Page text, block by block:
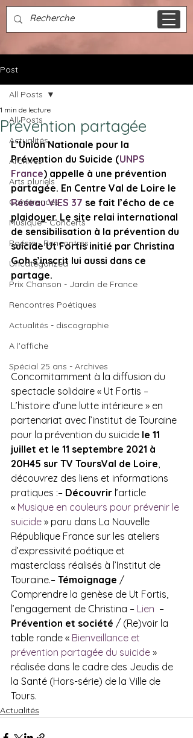
Post
All Posts
Actualités
Archives
Arts pluriels
Conférences
Musique - Concerts
Poésie - Rencontres
Uncategorized
Prix Chanson - Jardin de France
Rencontres Poétiques
Actualités - discographie
A l'affiche
Spécial 25 ans - Archives
All Posts
Prévention partagée
1 min de lecture
L’Union Nationale pour la
Prévention du Suicide (UNPS
France) appelle à une prévention
partagée. En Centre Val de Loire le
Réseau VIES 37 se fait l’écho de ce
plaidoyer. Le site relai international
de sensibilisation à la prévention du
suicide Ut Fortis initié par Christina
Goh s’inscrit lui aussi dans ce
partage.
Concomitamment à la diffusion du
spectacle solidaire « Ut Fortis –
L’histoire d’une lutte intérieure » en
partenariat avec l’institut de Touraine
pour la prévention du suicide le 11
juillet et le 11 septembre 2021 à
20H45 sur TV ToursVal de Loire,
découvrez des liens et informations
pratiques :– Découvrir l’article
« Musique en couleurs pour prévenir le
suicide » paru dans La Nouvelle
République France sur les ateliers
d’expressivité poétique et
masterclass réalisés à l’Institut de
Touraine.– Témoignage /
Comprendre la genèse de Ut Fortis,
l’engagement de Christina – Lien –
Prévention et société / (Re)voir la
table ronde « Bienveillance et
prévention partagée du suicide »
réalisée dans le cadre des Jeudis de
la Santé (Hors-série) de la Ville de
Tours.
Actualités